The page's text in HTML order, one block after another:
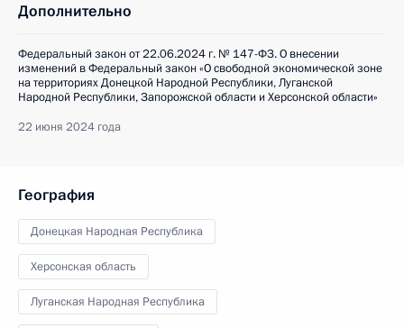
Дополнительно
Федеральный закон от 22.06.2024 г. № 147-ФЗ. О внесении
изменений в Федеральный закон «О свободной экономической зоне
на территориях Донецкой Народной Республики, Луганской
Народной Республики, Запорожской области и Херсонской области»
22 июня 2024 года
География
Донецкая Народная Республика
Херсонская область
Луганская Народная Республика